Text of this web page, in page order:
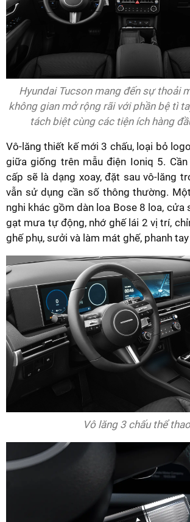
Hyundai Tucson mang đến sự thoải
không gian mở rộng rãi với phần bệ tì
tách biệt cùng các tiện ích hàng
Vô-lăng thiết kế mới 3 chấu, loại bỏ
giữa giống trên mẫu điện Ioniq 5.
cấp sẽ là dạng xoay, đặt sau vô-lăng
vẫn sử dụng cần số thông thường.
nghi khác gồm dàn loa Bose 8 loa, cửa
gạt mưa tự động, nhớ ghế lái 2 vị trí,
ghế phụ, sưởi và làm mát ghế, phanh
Vô lăng 3 chấu thể thao